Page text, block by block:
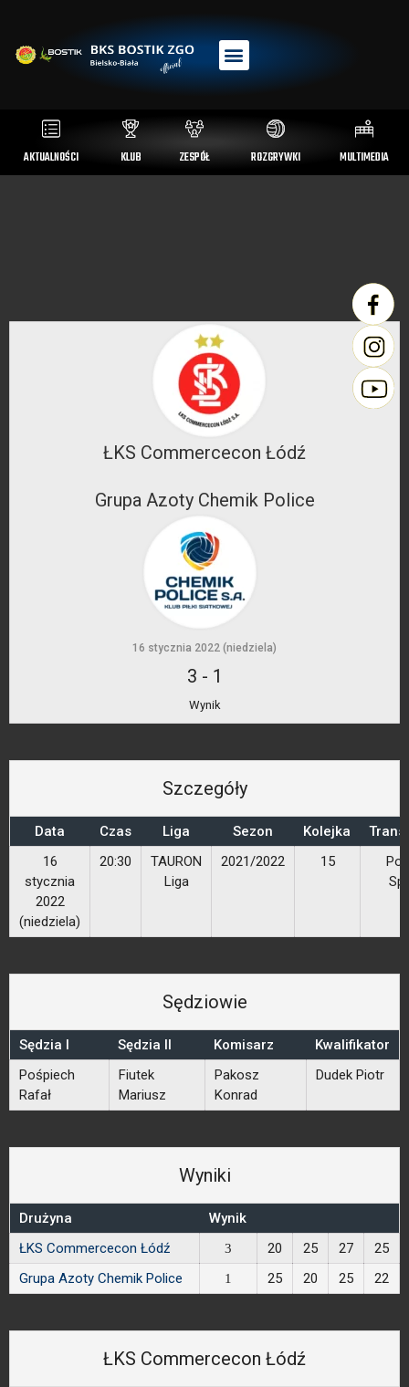
AKTUALNOŚCI KLUB ZESPÓŁ ROZGRYWKI MULTIMEDIA
ŁKS Commercecon Łódź
Grupa Azoty Chemik Police
16 stycznia 2022 (niedziela)
3 - 1
Wynik
Szczegóły
Data Czas Liga Sezon Kolejka
16
stycznia
2022
(niedziela)
20:30
TAURON
Liga
2021/2022 15
Sędziowie
Sędzia I Sędzia II Komisarz
Kwalifikator
Pośpiech
Rafał
Fiutek
Mariusz
Pakosz
Konrad
Dudek Piotr
Wyniki
Drużyna
Wynik
ŁKS Commercecon Łódź
3 20 25 27
25
Grupa Azoty Chemik Police
1 25 20 25 22
ŁKS Commercecon Łódź